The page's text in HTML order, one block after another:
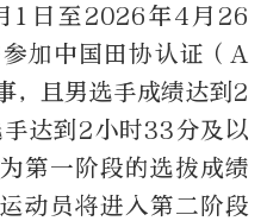
1日至2026年4月26
加中国田协认证（A
，且男选手成绩达到2
达到2小时33分及以
第一阶段的选拔成绩
动员将进入第二阶段